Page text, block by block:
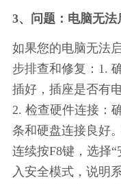
3、问题：电脑无法
如果您的电脑无法
步排查和修复：1.
插好，插座是否有
2. 检查硬件连接：
条和硬盘连接良好
连续按F8键，选择
入安全模式，说明